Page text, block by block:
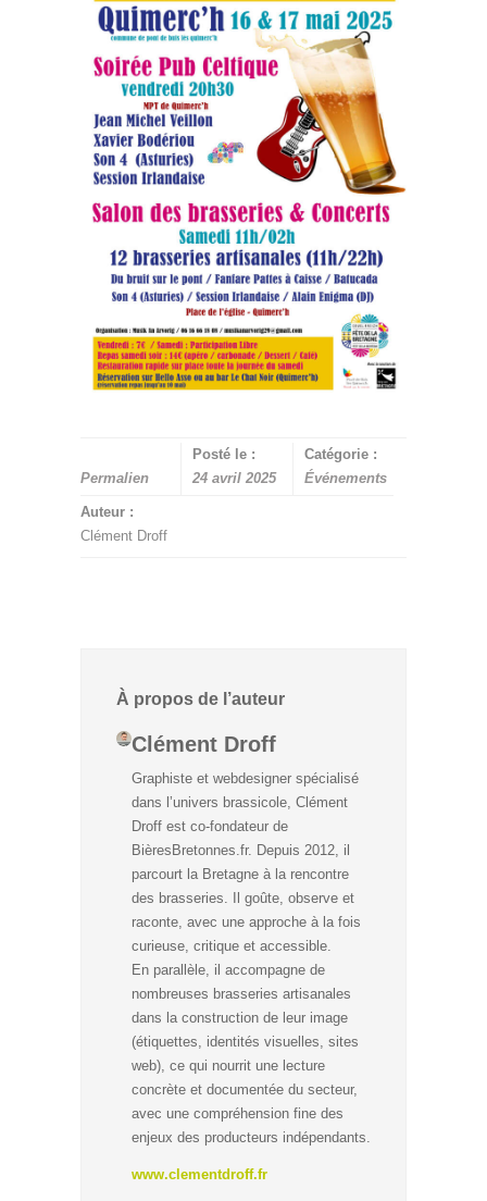
Permalien
Posté le :
24 avril 2025
Catégorie :
Événements
Auteur :
Clément Droff
À propos de l’auteur
Clément Droff
Graphiste et webdesigner spécialisé
dans l’univers brassicole, Clément
Droff est co-fondateur de
BièresBretonnes.fr. Depuis 2012, il
parcourt la Bretagne à la rencontre
des brasseries. Il goûte, observe et
raconte, avec une approche à la fois
curieuse, critique et accessible.
En parallèle, il accompagne de
nombreuses brasseries artisanales
dans la construction de leur image
(étiquettes, identités visuelles, sites
web), ce qui nourrit une lecture
concrète et documentée du secteur,
avec une compréhension fine des
enjeux des producteurs indépendants.
www.clementdroff.fr